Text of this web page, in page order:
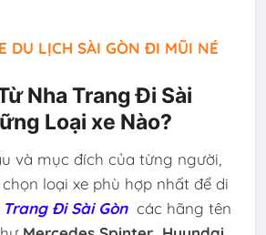
DU LỊCH SÀI GÒN ĐI MŨI NÉ
Nha Trang Đi Sài
Loại xe Nào?
và mục đích của từng người,
loại xe phù hợp nhất để di
Trang Đi Sài Gòn các hãng tên